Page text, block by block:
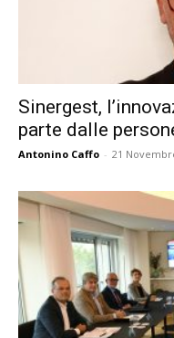
Sinergest,
parte dalle
Antonino Caffo - 21